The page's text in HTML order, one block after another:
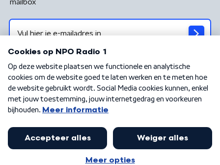
mailbox
Algemene voorwaarden